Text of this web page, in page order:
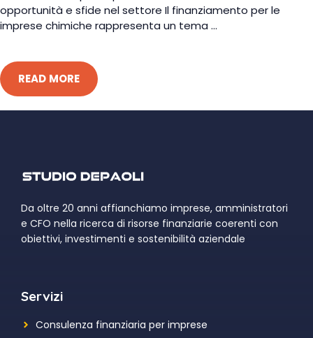
opportunità e sfide nel settore Il finanziamento per le
imprese chimiche rappresenta un tema ...
READ MORE
Da oltre 20 anni affianchiamo imprese, amministratori
e CFO nella ricerca di risorse finanziarie coerenti con
obiettivi, investimenti e sostenibilità aziendale
Servizi
Consulenza finanziaria per imprese